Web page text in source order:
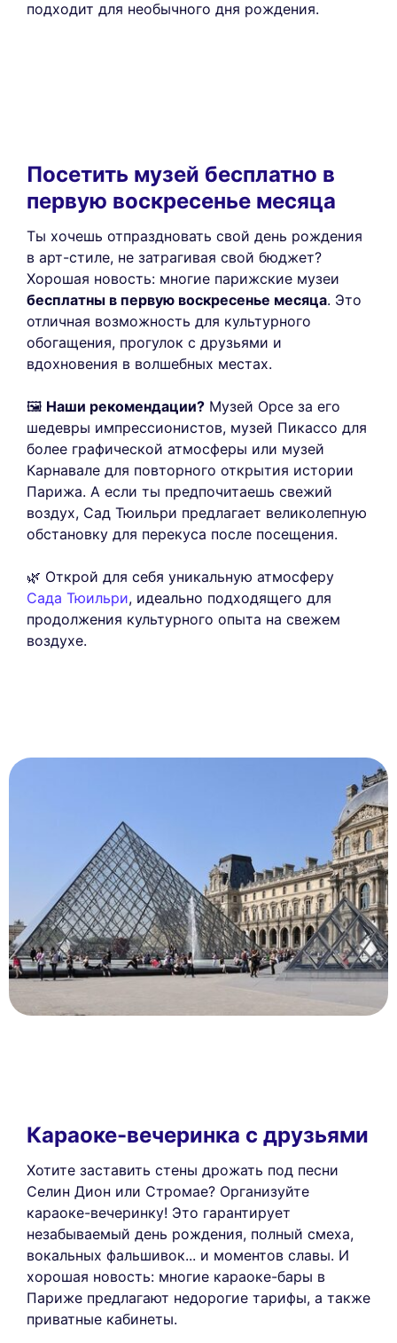
подходит для необычного дня рождения.
Посетить музей бесплатно в
первую воскресенье месяца
Ты хочешь отпраздновать свой день рождения
в арт-стиле, не затрагивая свой бюджет?
Хорошая новость: многие парижские музеи
бесплатны в первую воскресенье месяца. Это
отличная возможность для культурного
обогащения, прогулок с друзьями и
вдохновения в волшебных местах.
🖼️ Наши рекомендации? Музей Орсе за его
шедевры импрессионистов, музей Пикассо для
более графической атмосферы или музей
Карнавале для повторного открытия истории
Парижа. А если ты предпочитаешь свежий
воздух, Сад Тюильри предлагает великолепную
обстановку для перекуса после посещения.
🌿 Открой для себя уникальную атмосферу
Сада Тюильри, идеально подходящего для
продолжения культурного опыта на свежем
воздухе.
Караоке-вечеринка с друзьями
Хотите заставить стены дрожать под песни
Селин Дион или Стромае? Организуйте
караоке-вечеринку! Это гарантирует
незабываемый день рождения, полный смеха,
вокальных фальшивок... и моментов славы. И
хорошая новость: многие караоке-бары в
Париже предлагают недорогие тарифы, а также
приватные кабинеты.